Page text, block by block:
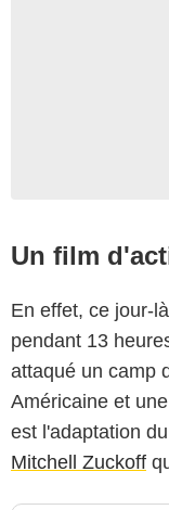
Un film
En effet, ce jour-
pendant 13
attaqué un camp
Américaine et
est l'adaptation
Mitchell Zuckoff